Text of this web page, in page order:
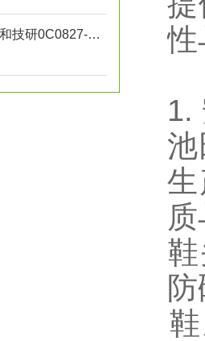
池田屋现货！SGK昭和技研0C0827-25A旋转接头
性
1.